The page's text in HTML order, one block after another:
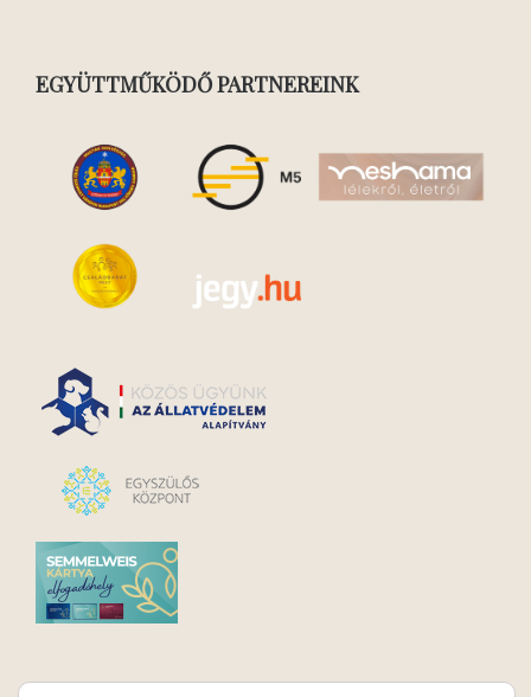
EGYÜTTMŰKÖDŐ PARTNEREINK